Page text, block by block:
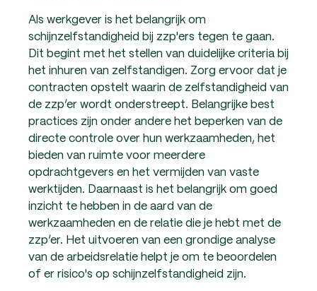
Als werkgever is het belangrijk om
schijnzelfstandigheid bij zzp'ers tegen te gaan.
Dit begint met het stellen van duidelijke criteria bij
het inhuren van zelfstandigen. Zorg ervoor dat je
contracten opstelt waarin de zelfstandigheid van
de zzp’er wordt onderstreept. Belangrijke best
practices zijn onder andere het beperken van de
directe controle over hun werkzaamheden, het
bieden van ruimte voor meerdere
opdrachtgevers en het vermijden van vaste
werktijden. Daarnaast is het belangrijk om goed
inzicht te hebben in de aard van de
werkzaamheden en de relatie die je hebt met de
zzp’er. Het uitvoeren van een grondige analyse
van de arbeidsrelatie helpt je om te beoordelen
of er risico's op schijnzelfstandigheid zijn.